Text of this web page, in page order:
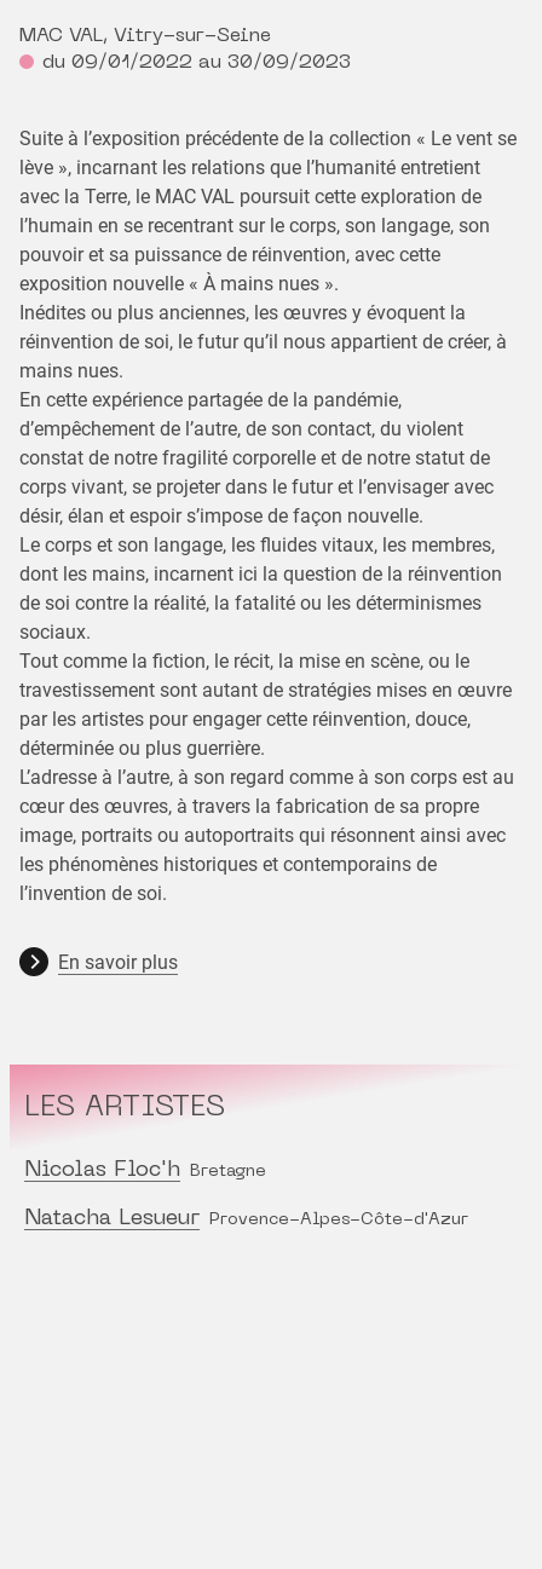
MAC VAL, Vitry-sur-Seine
du 09/01/2022 au 30/09/2023
Suite à l’exposition précédente de la collection « Le vent se
lève », incarnant les relations que l’humanité entretient
avec la Terre, le MAC VAL poursuit cette exploration de
l’humain en se recentrant sur le corps, son langage, son
pouvoir et sa puissance de réinvention, avec cette
exposition nouvelle « À mains nues ».
Inédites ou plus anciennes, les œuvres y évoquent la
réinvention de soi, le futur qu’il nous appartient de créer, à
mains nues.
En cette expérience partagée de la pandémie,
d’empêchement de l’autre, de son contact, du violent
constat de notre fragilité corporelle et de notre statut de
corps vivant, se projeter dans le futur et l’envisager avec
désir, élan et espoir s’impose de façon nouvelle.
Le corps et son langage, les fluides vitaux, les membres,
dont les mains, incarnent ici la question de la réinvention
de soi contre la réalité, la fatalité ou les déterminismes
sociaux.
Tout comme la fiction, le récit, la mise en scène, ou le
travestissement sont autant de stratégies mises en œuvre
par les artistes pour engager cette réinvention, douce,
déterminée ou plus guerrière.
L’adresse à l’autre, à son regard comme à son corps est au
cœur des œuvres, à travers la fabrication de sa propre
image, portraits ou autoportraits qui résonnent ainsi avec
les phénomènes historiques et contemporains de
l’invention de soi.
En savoir plus
LES ARTISTES
Nicolas Floc'h Bretagne
Natacha Lesueur Provence-Alpes-Côte-d'Azur